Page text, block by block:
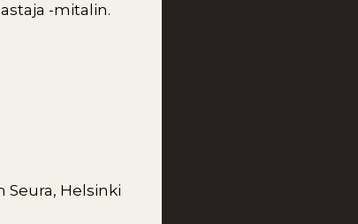
-mitalin.
Helsinki